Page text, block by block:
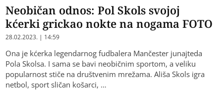
Neobičan odnos: Pol Skols svojoj
kćerki grickao nokte na nogama FOTO
28.02.2023. | 14:59
Ona je kćerka legendarnog fudbalera Mančester junajteda
Pola Skolsa. I sama se bavi neobičnim sportom, a veliku
popularnost stiče na društvenim mrežama. Ališa Skols igra
netbol, sport sličan košarci, …